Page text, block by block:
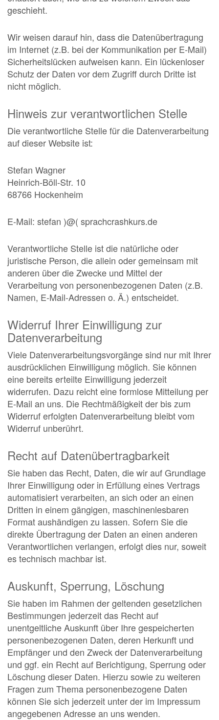
geschieht.
Wir weisen darauf hin, dass die Datenübertragung
im Internet (z.B. bei der Kommunikation per E-Mail)
Sicherheitslücken aufweisen kann. Ein lückenloser
Schutz der Daten vor dem Zugriff durch Dritte ist
nicht möglich.
Hinweis zur verantwortlichen Stelle
Die verantwortliche Stelle für die Datenverarbeitung
auf dieser Website ist:
Stefan Wagner
Heinrich-Böll-Str. 10
68766 Hockenheim
E-Mail: stefan )@( sprachcrashkurs.de
Verantwortliche Stelle ist die natürliche oder
juristische Person, die allein oder gemeinsam mit
anderen über die Zwecke und Mittel der
Verarbeitung von personenbezogenen Daten (z.B.
Namen, E-Mail-Adressen o. Ä.) entscheidet.
Widerruf Ihrer Einwilligung zur
Datenverarbeitung
Viele Datenverarbeitungsvorgänge sind nur mit Ihrer
ausdrücklichen Einwilligung möglich. Sie können
eine bereits erteilte Einwilligung jederzeit
widerrufen. Dazu reicht eine formlose Mitteilung per
E-Mail an uns. Die Rechtmäßigkeit der bis zum
Widerruf erfolgten Datenverarbeitung bleibt vom
Widerruf unberührt.
Recht auf Datenübertragbarkeit
Sie haben das Recht, Daten, die wir auf Grundlage
Ihrer Einwilligung oder in Erfüllung eines Vertrags
automatisiert verarbeiten, an sich oder an einen
Dritten in einem gängigen, maschinenlesbaren
Format aushändigen zu lassen. Sofern Sie die
direkte Übertragung der Daten an einen anderen
Verantwortlichen verlangen, erfolgt dies nur, soweit
es technisch machbar ist.
Auskunft, Sperrung, Löschung
Sie haben im Rahmen der geltenden gesetzlichen
Bestimmungen jederzeit das Recht auf
unentgeltliche Auskunft über Ihre gespeicherten
personenbezogenen Daten, deren Herkunft und
Empfänger und den Zweck der Datenverarbeitung
und ggf. ein Recht auf Berichtigung, Sperrung oder
Löschung dieser Daten. Hierzu sowie zu weiteren
Fragen zum Thema personenbezogene Daten
können Sie sich jederzeit unter der im Impressum
angegebenen Adresse an uns wenden.